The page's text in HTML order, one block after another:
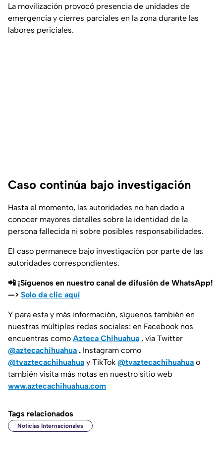
La movilización provocó presencia de unidades de
emergencia y cierres parciales en la zona durante las
labores periciales.
Caso continúa bajo investigación
Hasta el momento, las autoridades no han dado a
conocer mayores detalles sobre la identidad de la
persona fallecida ni sobre posibles responsabilidades.
El caso permanece bajo investigación por parte de las
autoridades correspondientes.
📲 ¡Síguenos en nuestro canal de difusión de WhatsApp!
—> Solo da clic aquí
Y para esta y más información, síguenos también en
nuestras múltiples redes sociales: en Facebook nos
encuentras como Azteca Chihuahua , vía Twitter
@aztecachihuahua . Instagram como
@tvaztecachihuahua y TikTok @tvaztecachihuahua o
también visita más notas en nuestro sitio web
www.aztecachihuahua.com
Tags relacionados
Noticias Internacionales